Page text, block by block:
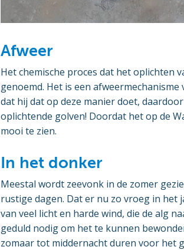
Afweer
Het chemische proces dat het oplichten
genoemd. Het is een
dat hij dat op deze manier doet,
oplichtende golven! Doordat het op de
mooi te zien.
In het donker
Meestal wordt zeevonk in de zomer
rustige dagen. Dat er nu zo vroeg in het
van veel licht en harde wind, die de alg
geduld nodig om het te kunnen
zomaar tot middernacht duren voor het